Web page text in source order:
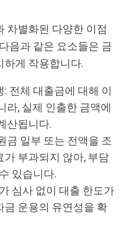
차별화된 다양한 이점
음과 같은 요소들은 금
하게 작용합니다.
전체 대출금에 대해 이
라, 실제 인출한 금액에
산됩니다.
금 일부 또는 전액을 조
부과되지 않아, 부담
있습니다.
심사 없이 대출 한도가
금 운용의 유연성을 확